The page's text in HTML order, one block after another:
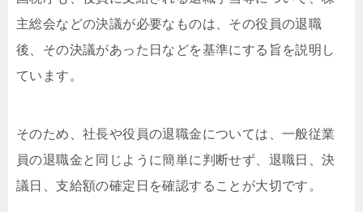
主総会などの決議が必要なものは、その役員の退職
後、その決議があった日などを基準にする旨を説明し
ています。
そのため、社長や役員の退職金については、一般従業
員の退職金と同じように簡単に判断せず、退職日、決
議日、支給額の確定日を確認することが大切です。